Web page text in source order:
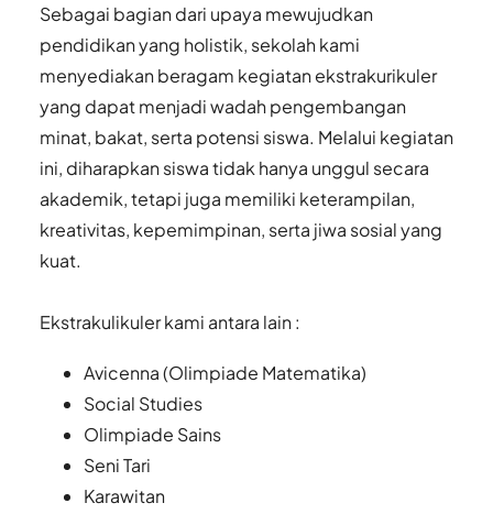
Sebagai bagian dari upaya mewujudkan
pendidikan yang holistik, sekolah kami
menyediakan beragam kegiatan ekstrakurikuler
yang dapat menjadi wadah pengembangan
minat, bakat, serta potensi siswa. Melalui kegiatan
ini, diharapkan siswa tidak hanya unggul secara
akademik, tetapi juga memiliki keterampilan,
kreativitas, kepemimpinan, serta jiwa sosial yang
kuat.
Ekstrakulikuler kami antara lain :
Avicenna (Olimpiade Matematika)
Social Studies
Olimpiade Sains
Seni Tari
Karawitan